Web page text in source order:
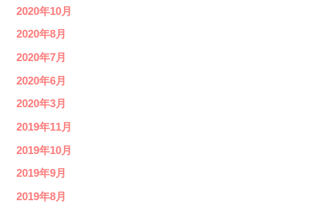
2020年10月
2020年8月
2020年7月
2020年6月
2020年3月
2019年11月
2019年10月
2019年9月
2019年8月